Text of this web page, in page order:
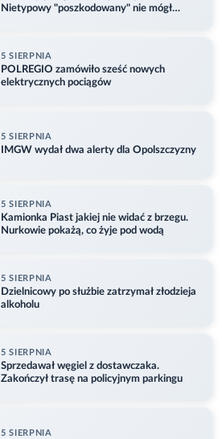
Nietypowy "poszkodowany" nie mógł
5 SIERPNIA
POLREGIO zamówiło sześć nowych
elektrycznych pociągów
5 SIERPNIA
IMGW wydał dwa alerty dla Opolszczyzny
5 SIERPNIA
Kamionka Piast jakiej nie widać z brzegu.
Nurkowie pokażą, co żyje pod wodą
5 SIERPNIA
Dzielnicowy po służbie zatrzymał złodzieja
alkoholu
5 SIERPNIA
Sprzedawał węgiel z dostawczaka.
Zakończył trasę na policyjnym parkingu
5 SIERPNIA